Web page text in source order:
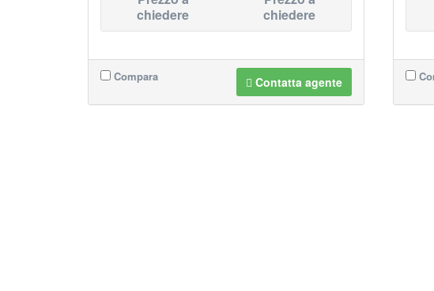
chiedere
chiedere
Contatta agente
Compara